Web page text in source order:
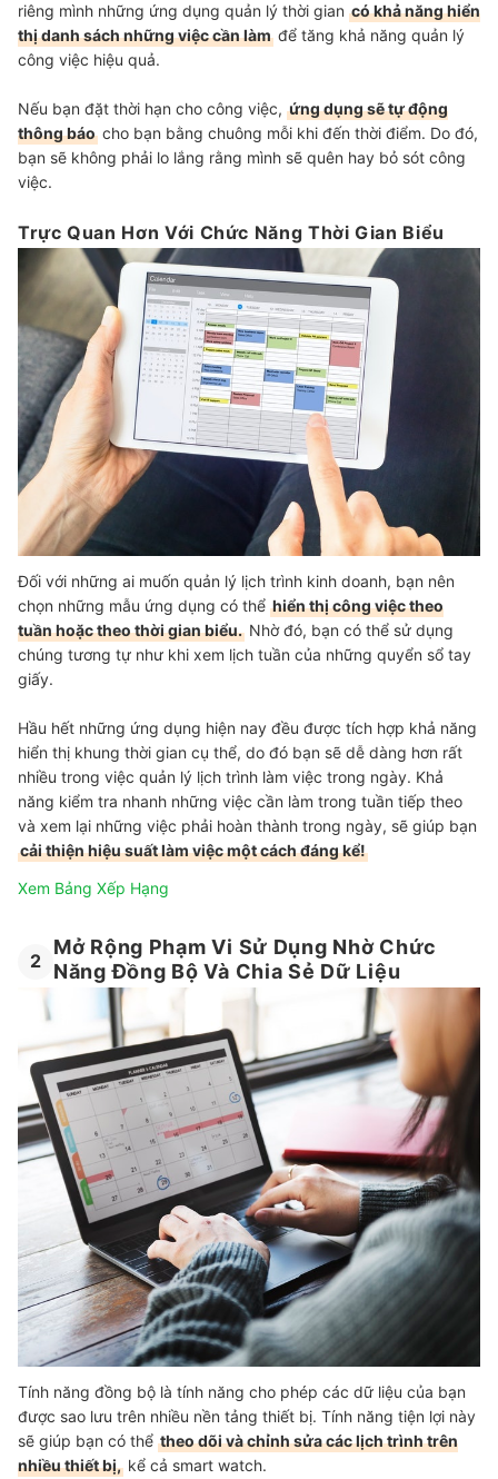
riêng mình những ứng dụng quản lý thời gian có khả năng hiển
thị danh sách những việc cần làm để tăng khả năng quản lý
công việc hiệu quả.
Nếu bạn đặt thời hạn cho công việc, ứng dụng sẽ tự động
thông báo cho bạn bằng chuông mỗi khi đến thời điểm. Do đó,
bạn sẽ không phải lo lắng rằng mình sẽ quên hay bỏ sót công
việc.
Trực Quan Hơn Với Chức Năng Thời Gian Biểu
Đối với những ai muốn quản lý lịch trình kinh doanh, bạn nên
chọn những mẫu ứng dụng có thể hiển thị công việc theo
tuần hoặc theo thời gian biểu. Nhờ đó, bạn có thể sử dụng
chúng tương tự như khi xem lịch tuần của những quyển sổ tay
giấy.
Hầu hết những ứng dụng hiện nay đều được tích hợp khả năng
hiển thị khung thời gian cụ thể, do đó bạn sẽ dễ dàng hơn rất
nhiều trong việc quản lý lịch trình làm việc trong ngày. Khả
năng kiểm tra nhanh những việc cần làm trong tuần tiếp theo
và xem lại những việc phải hoàn thành trong ngày, sẽ giúp bạn
cải thiện hiệu suất làm việc một cách đáng kể!
Xem Bảng Xếp Hạng
2
Mở Rộng Phạm Vi Sử Dụng Nhờ Chức
Năng Đồng Bộ Và Chia Sẻ Dữ Liệu
Tính năng đồng bộ là tính năng cho phép các dữ liệu của bạn
được sao lưu trên nhiều nền tảng thiết bị. Tính năng tiện lợi này
sẽ giúp bạn có thể theo dõi và chỉnh sửa các lịch trình trên
nhiều thiết bị, kể cả smart watch.